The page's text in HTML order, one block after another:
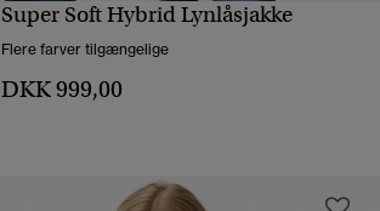
HURTIGVISNING
Super Soft Hybrid Lynlåsjakke
Flere farver tilgængelige
DKK 999,00